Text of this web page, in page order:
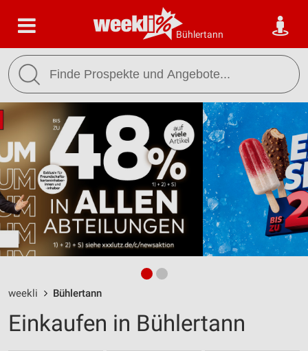
Bühlertann
weekli Bühlertann
Einkaufen in Bühlertann